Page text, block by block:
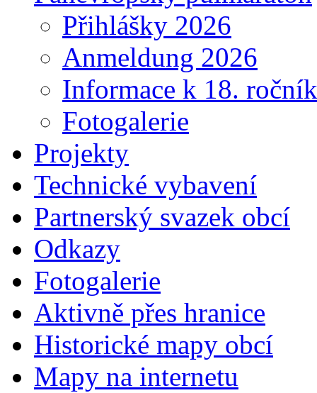
Přihlášky 2026
Anmeldung 2026
Informace k 18.
Fotogalerie
Projekty
Technické vybavení
Partnerský svazek obcí
Odkazy
Fotogalerie
Aktivně přes hranice
Historické mapy obcí
Mapy na internetu